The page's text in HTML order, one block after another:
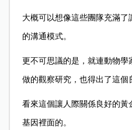
大概可以想像這些團隊充滿
的溝通模式。
更不可思議的是，就連動物
做的觀察研究，也得出了這個
看來這個讓人際關係良好的黃
基因裡面的。